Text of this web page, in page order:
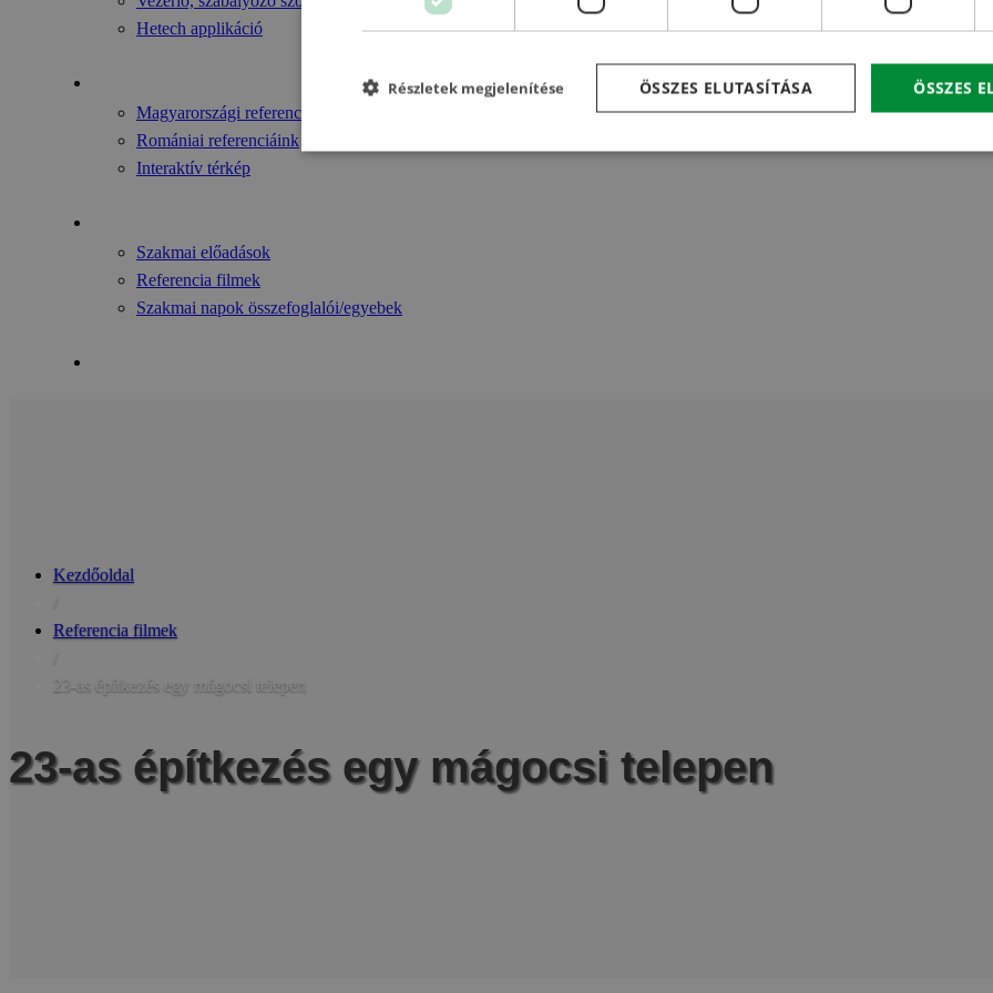
Hetech applikáció
Magyarországi referenciáink
Romániai referenciáink
Interaktív térkép
Szakmai előadások
Referencia filmek
Szakmai napok összefoglalói/egyebek
Kezdőoldal
Referencia filmek
23-as építkezés egy mágocsi telepen
23-as építkezés egy mágocsi telepen
ÖSSZES
ÖSSZES ELUTASÍTÁSA
Részletek megjelenítése